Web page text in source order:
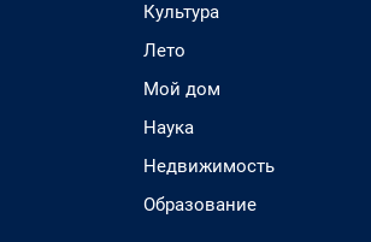
Культура
Лето
Мой дом
Наука
Недвижимость
Образование